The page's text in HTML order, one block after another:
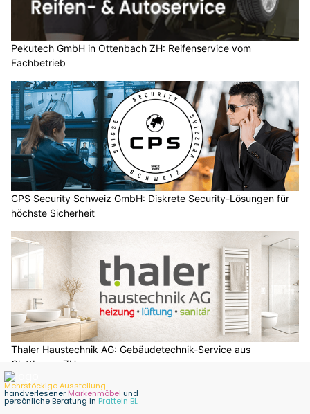
Pekutech GmbH in Ottenbach ZH: Reifenservice vom
Fachbetrieb
CPS Security Schweiz GmbH: Diskrete Security-Lösungen für
höchste Sicherheit
Thaler Haustechnik AG: Gebäudetechnik-Service aus
Glattbrugg ZH